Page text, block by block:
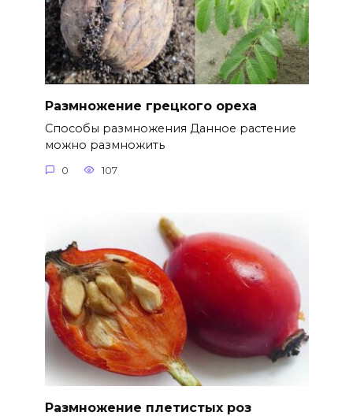
Размножение грецкого ореха
Способы размножения Данное растение
можно размножить
0 107
Размножение плетистых роз